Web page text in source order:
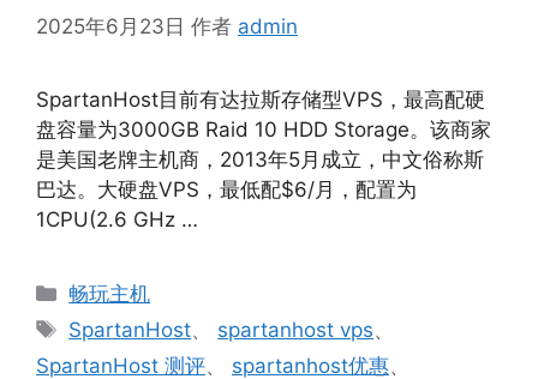
2025年6月23日 作者 admin
SpartanHost目前有达拉斯存储型VPS，最高配硬
盘容量为3000GB Raid 10 HDD Storage。该商家
是美国老牌主机商，2013年5月成立，中文俗称斯
巴达。大硬盘VPS，最低配$6/月，配置为
1CPU(2.6 GHz …
分
类
畅玩主机
标
签
SpartanHost、 spartanhost vps、
SpartanHost 测评、 spartanhost优惠、